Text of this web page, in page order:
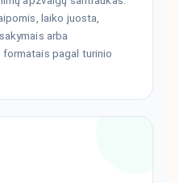
laiko juosta,
arba
pagal turinio